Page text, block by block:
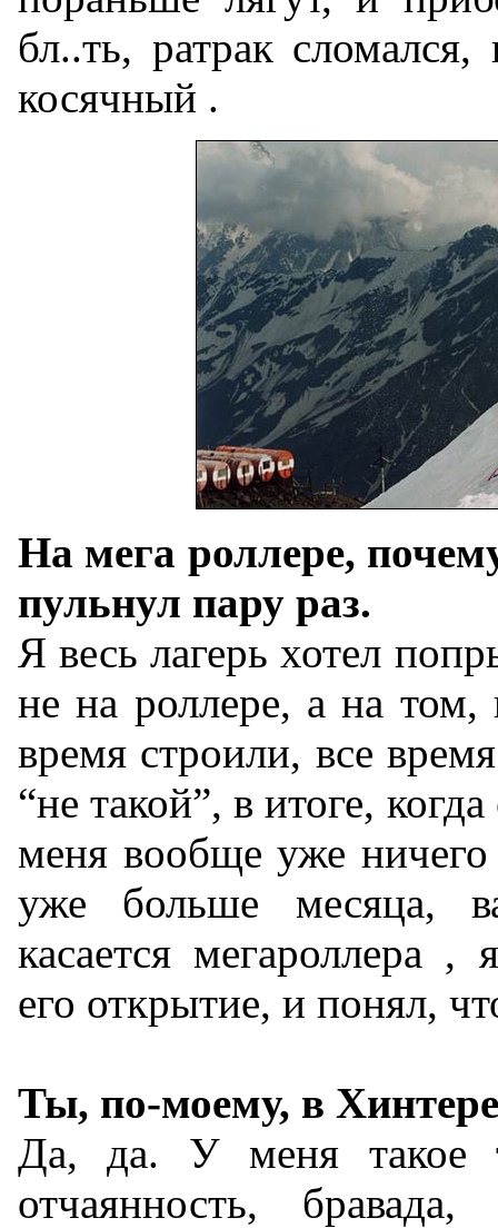
бл..ть, ратрак
косячный .
На мега роллере,
пульнул пару раз.
Я весь лагерь хотел
не на роллере, а на
время строили, все
“не такой”, в итоге,
меня вообще уже
уже больше месяца,
касается мегароллера
его открытие, и понял,
Ты, по-моему, в
Да, да. У меня такое
отчаянность,